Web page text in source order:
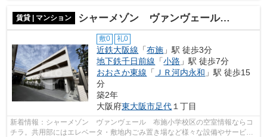
賃貸 | マンション シャーメゾン ヴァンヴェール 布施小学校区
敷0 礼0
近鉄大阪線 「布施 」駅 徒歩3分
地下鉄千日前線 「小路 」駅 徒歩7分
おおさか東線 「 ＪＲ河内永和 」駅 徒歩15
分
築2年
大阪府東大阪市足代 １丁目
新着情報：シャーメゾン ヴァンヴェール 布施小学校区の空室情報ならコ
チラ。共用部にはエレベータ・敷地内ごみ置き場など様々な設備やサービス